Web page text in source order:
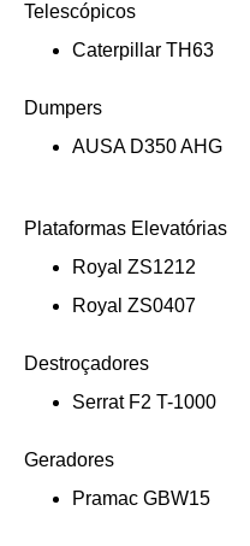
Telescópicos
Caterpillar TH63
Dumpers
AUSA D350 AHG
Plataformas Elevatórias
Royal ZS1212
Royal ZS0407
Destroçadores
Serrat F2 T-1000
Geradores
Pramac GBW15